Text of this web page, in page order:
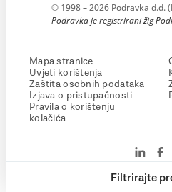
Filtrirajte
© 1998 – 2026 Podravka d.d.
Podravka je registrirani žig
Mapa stranice
Uvjeti korištenja
Zaštita osobnih podataka
Izjava o pristupačnosti
Pravila o korištenju
kolačića